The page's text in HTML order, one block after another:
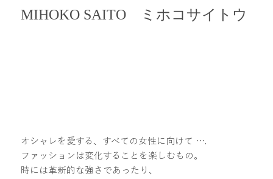
MIHOKO SAITO ミホコサイトウ
オシャレを愛する、すべての女性に向けて ….
ファッションは変化することを楽しむもの。
時には革新的な強さであったり、